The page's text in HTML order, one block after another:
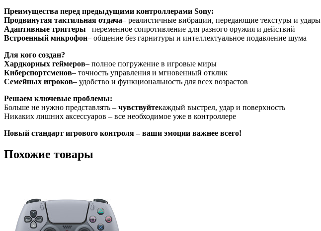
Преимущества перед предыдущими контроллерами Sony:
Продвинутая тактильная отдача– реалистичные вибрации, передающие текстуры и удары
Адаптивные триггеры– переменное сопротивление для разного оружия и действий
Встроенный микрофон– общение без гарнитуры и интеллектуальное подавление шума
Для кого создан?
Хардкорных геймеров– полное погружение в игровые миры
Киберспортсменов– точность управления и мгновенный отклик
Семейных игроков– удобство и функциональность для всех возрастов
Решаем ключевые проблемы:
Больше не нужно представлять – чувствуйтекаждый выстрел, удар и поверхность
Никаких лишних аксессуаров – все необходимое уже в контроллере
Новый стандарт игрового контроля – ваши эмоции важнее всего!
Похожие товары